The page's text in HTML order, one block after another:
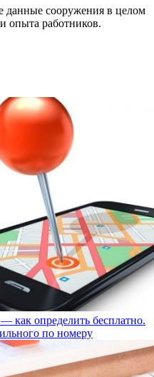
данные сооружения в целом
опыта работников.
как определить бесплатно.
по номеру